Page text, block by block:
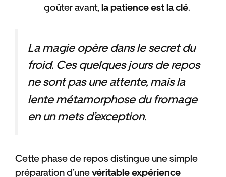
goûter avant, la patience est la clé.
La magie opère dans le secret du
froid. Ces quelques jours de repos
ne sont pas une attente, mais la
lente métamorphose du fromage
en un mets d’exception.
Cette phase de repos distingue une simple
préparation d’unevéritable expérience